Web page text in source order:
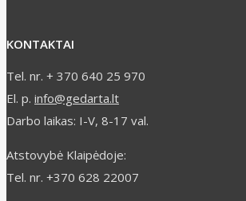
KONTAKTAI
Tel. nr. + 370 640 25 970
El. p. info@gedarta.lt
Darbo laikas: I-V, 8-17 val.
Atstovybė Klaipėdoje:
Tel. nr. +370 628 22007